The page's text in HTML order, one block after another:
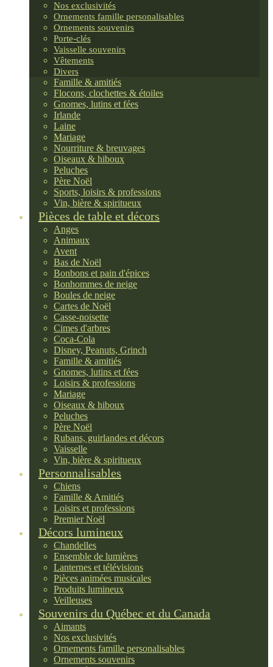
Nos exclusivités
Ornements famille personalisables
Ornements souvenirs
Porte-clés
Vaisselle souvenirs
Vêtements
Divers
Famille & amitiés
Flocons, clochettes & étoiles
Gnomes, lutins et fées
Irlande
Laine
Mariage
Nourriture & breuvages
Oiseaux & hiboux
Peluches
Père Noël
Sports, loisirs & professions
Vin, bière & spiritueux
Pièces de table et décors
Anges
Animaux
Avent
Bas de Noël
Bonbons et pain d'épices
Bonhommes de neige
Boules de neige
Cartes de Noël
Casse-noisette
Cimes d'arbres
Coca-Cola
Disney, Peanuts, Grinch
Famille & amitiés
Gnomes, lutins et fées
Loisirs & professions
Mariage
Oiseaux & hiboux
Peluches
Père Noël
Rubans, guirlandes et décors
Vaisselle
Vin, bière & spiritueux
Personnalisables
Chiens
Famille & Amitiés
Loisirs et professions
Premier Noël
Décors lumineux
Chandelles
Ensemble de lumières
Lanternes et télévisions
Pièces animées musicales
Produits lumineux
Veilleuses
Souvenirs du Québec et du Canada
Aimants
Nos exclusivités
Ornements famille personalisables
Ornements souvenirs